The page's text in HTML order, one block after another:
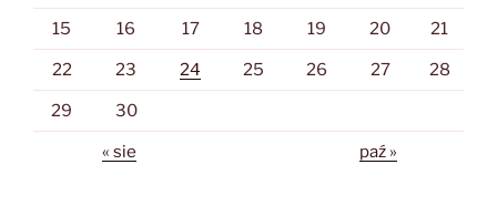
15 16 17 18 19 20 21
22 23 24 25 26 27 28
29 30
« sie paź »